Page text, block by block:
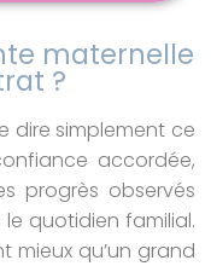
maternelle
?
dire simplement ce
accordée,
progrès observés
quotidien familial.
mieux qu’un grand